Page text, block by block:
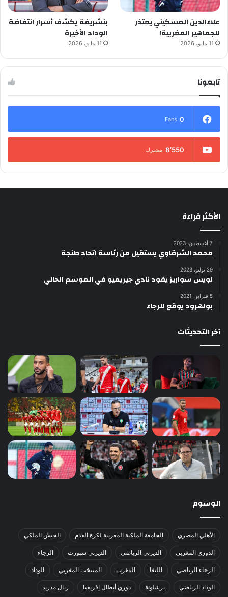
علاءالدين المسكيني يعتذر
للجماهير المغربية!
11 مايو، 2026
بنشريفة يكشف أسرار انتفاضة
الوداد الأخيرة
11 مايو، 2026
تابعونا
0
Fans
8٬550 مشترك
الأكثر قراءة
7 أغسطس، 2023
محمد الشرقاوي يستقيل من رئاسة اتحاد طنجة
29 يوليو، 2023
لويس سواريز يقود نادي جيريميو في الموسم الحالي
5 فبراير، 2021
بولهرود يوقع للرجاء
آخر التحديثات
الوسوم
الأهلي المصري الجامعة الملكية المغربية لكرة القدم الجيش الملكي
الدوري المغربي الديربي الرياضي الديربي سبورت الرجاء
الرجاء الرياضي الليغا المغرب المنتخب المغربي الوداد
الوداد الرياضي برشلونة دوري أبطال إفريقيا ريال مدريد